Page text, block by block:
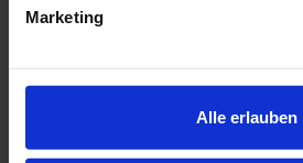
Marketing
Alle erlauben
06.11.26 - 07.11.26
Dr. Hanni Lohmar